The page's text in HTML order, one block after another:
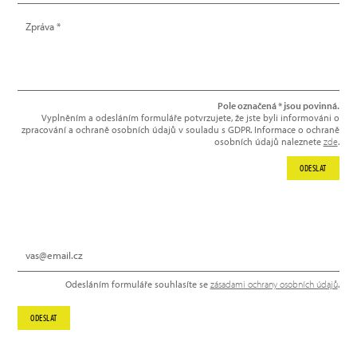
Odesláním formuláře souhlasíte se zásadami ochrany osobních údajů.
ODESLAT
Pole označená * jsou povinná.
Vyplněním a odesláním formuláře potvrzujete, že jste byli informováni o
zpracování a ochraně osobních údajů v souladu s GDPR. Informace o ochraně
osobních údajů naleznete zde.
ODESLAT